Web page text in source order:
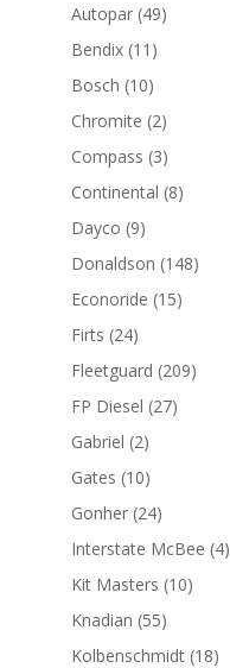
Autopar 4949
Bendix 11 11
productos
Bosch 1010
productos
Chromite 22
productos
Compass 33
productos
Continental 88
Dayco 99
productos
Donaldson 148148
Econoride 1515
Firts 2424
productos
Fleetguard 209209
FP Diesel 2727
Gabriel 22
productos
Gates 1010
productos
Gonher 2424
productos
Interstate McBee 44
Kit Masters 1010
Knadian 5555
productos
Kolbenschmidt 1818